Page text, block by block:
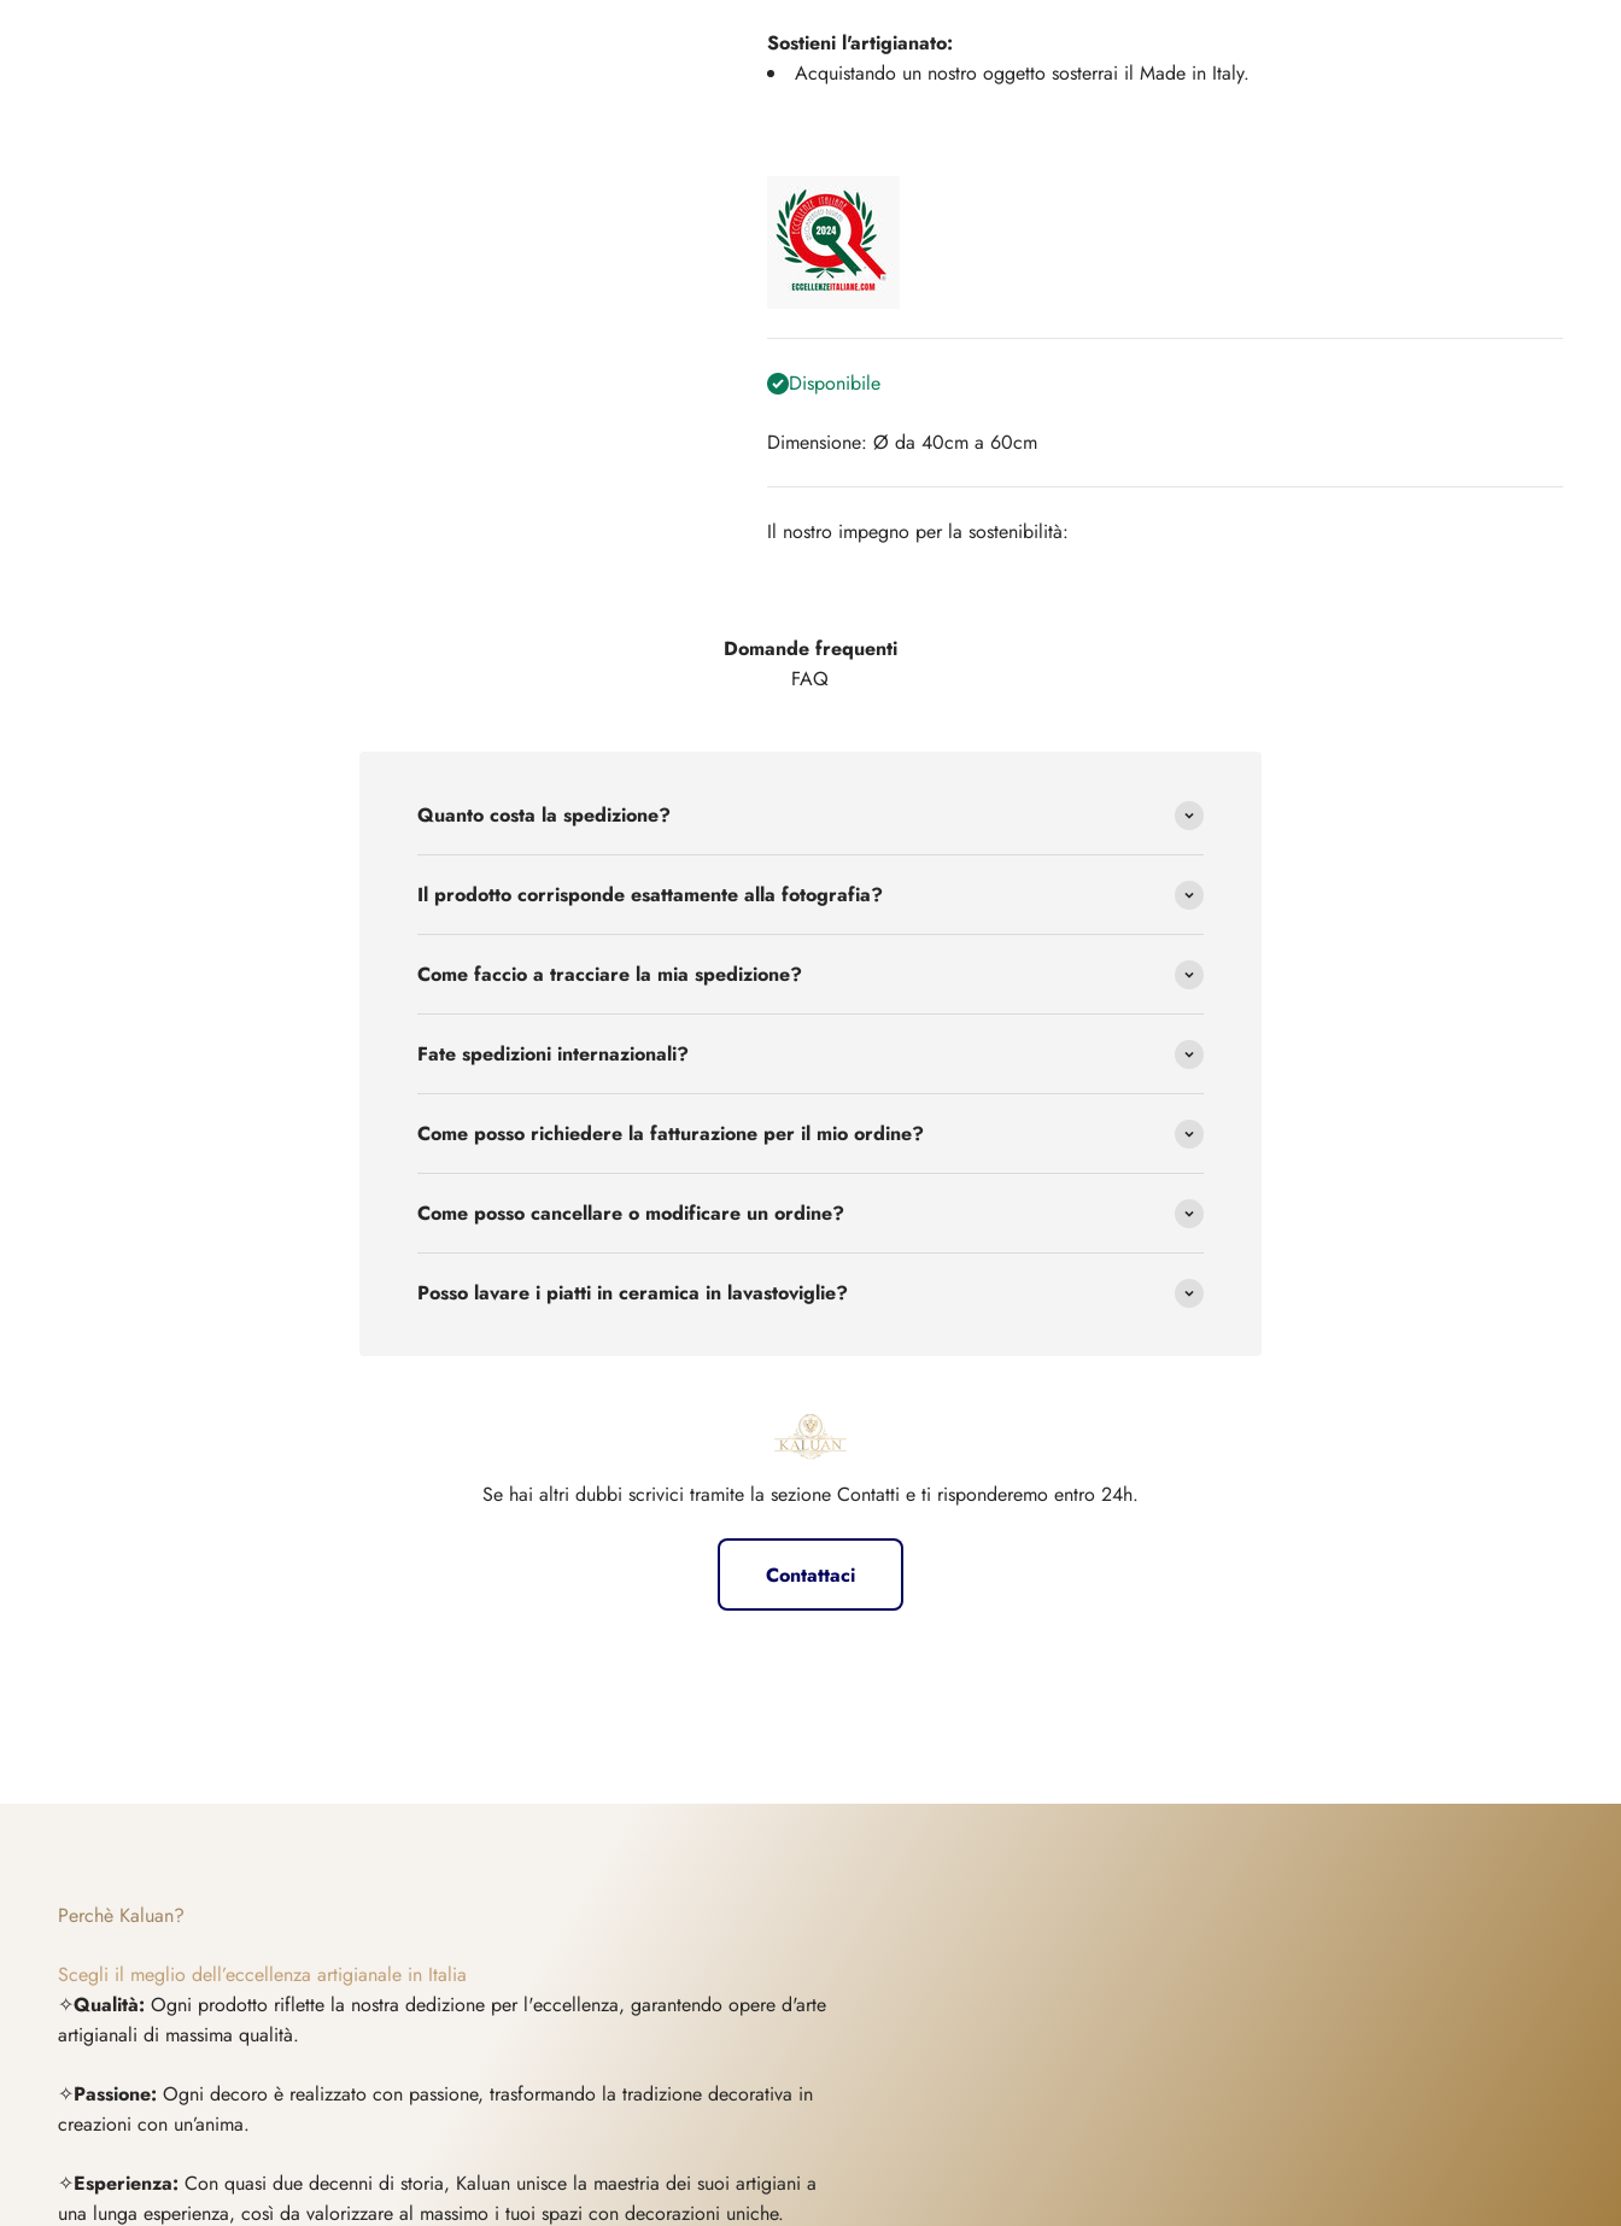
Sostieni l'artigianato:
Acquistando un nostro oggetto sosterrai il Made in Italy.
Disponibile
Dimensione: Ø da 40cm a 60cm
Il nostro impegno per la sostenibilità:
Domande frequenti
FAQ
Quanto costa la spedizione?
Il prodotto corrisponde esattamente alla fotografia?
Come faccio a tracciare la mia spedizione?
Fate spedizioni internazionali?
Come posso richiedere la fatturazione per il mio ordine?
Come posso cancellare o modificare un ordine?
Posso lavare i piatti in ceramica in lavastoviglie?
Se hai altri dubbi scrivici tramite la sezione Contatti e ti risponderemo entro 24h.
Contattaci
Perchè Kaluan?
Scegli il meglio dell’eccellenza artigianale in Italia
✧Qualità: Ogni prodotto riflette la nostra dedizione per l'eccellenza, garantendo opere d'arte
artigianali di massima qualità.
✧Passione: Ogni decoro è realizzato con passione, trasformando la tradizione decorativa in
creazioni con un’anima.
✧Esperienza: Con quasi due decenni di storia, Kaluan unisce la maestria dei suoi artigiani a
una lunga esperienza, così da valorizzare al massimo i tuoi spazi con decorazioni uniche.